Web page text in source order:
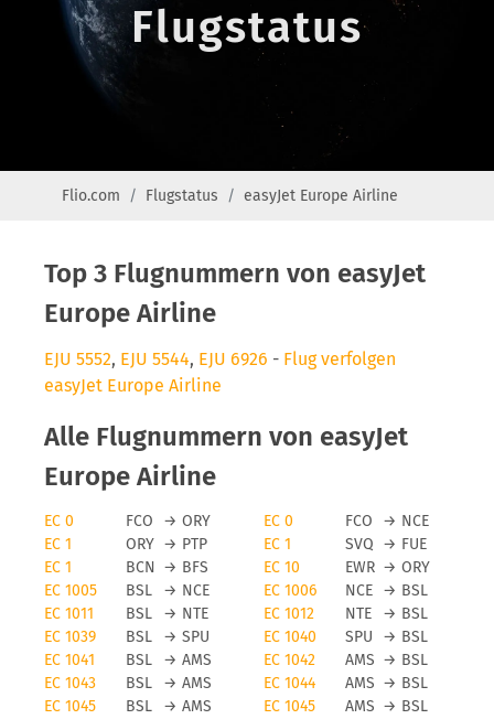
Flugstatus
Flio.com Flugstatus easyJet Europe Airline
Top 3 Flugnummern von easyJet
Europe Airline
EJU 5552, EJU 5544, EJU 6926 - Flug verfolgen
easyJet Europe Airline
Alle Flugnummern von easyJet
Europe Airline
EC 0 FCO → ORY EC 0 FCO → NCE
EC 1
ORY → PTP EC 1 SVQ → FUE
EC 1
BCN → BFS EC 10 EWR → ORY
EC 1005
BSL → NCE EC 1006 NCE → BSL
EC 1011
BSL → NTE EC 1012 NTE → BSL
EC 1039
BSL → SPU EC 1040 SPU → BSL
EC 1041
BSL → AMS EC 1042 AMS → BSL
EC 1043
BSL → AMS EC 1044 AMS → BSL
EC 1045
BSL → AMS EC 1045 AMS → BSL